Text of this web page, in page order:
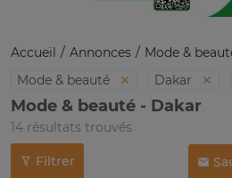
Accueil Annonces Mode &
Mode & beauté
Dakar
Mode & beauté - Dakar
14 résultats trouvés
Filtrer